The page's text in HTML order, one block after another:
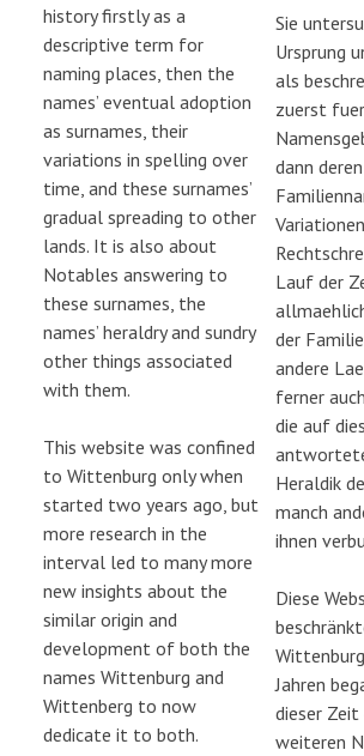
history firstly as a
descriptive term for
naming places, then the
names’ eventual adoption
as surnames, their
variations in spelling over
time, and these surnames’
gradual spreading to other
lands. It is also about
Notables answering to
these surnames, the
names’ heraldry and sundry
other things associated
with them.
This website was confined
to Wittenburg only when
started two years ago, but
more research in the
interval led to many more
new insights about the
similar origin and
development of both the
names Wittenburg and
Wittenberg to now
dedicate it to both.
Sie
Ursprung
als
zuerst
dann
Lauf der
der
andere
ferner
die auf
Heraldik
manch
ihnen
Diese
Jahren
dieser
weiteren